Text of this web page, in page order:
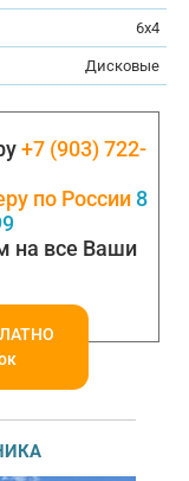
6x4
Дисковые
+7 (903) 722-
по России 8
на все Ваши